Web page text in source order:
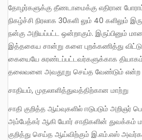
தோழர்களுக்கு தீணடாமைக்கு எதிரான
நிகழ்ச்சி நிரலாக 30களி லும் 40 களிலும்
நன்கு அறியப்பட்ட ஒன்றாகும். இருப்பினும்
இத்தகைய சான்று களை புறக்கணித்து
கையையே சுரண்டப்பட்டவர்களுக்காக
தலைவனை அவதூறு செய்த வேண்டும் என்ற
சாதியம், முதலாளித்துவத்திற்கான மாற்று
சாதி குறித்த ஆய்வுகளில் ஈடுபடும் அறிஞர் பெருமக்கள் காந்தி மற்றும்
அம்பேத்கர் ஆகி யோர் சாதிகளின் துவக்கம்
குறித்து செய்த ஆய்விற்கும் இ.எம்.எஸ்